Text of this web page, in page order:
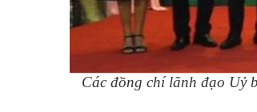
Các đồng chí lãnh đạo Uỷ